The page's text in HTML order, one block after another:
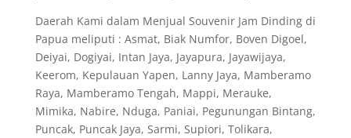
Daerah Kami dalam Menjual Souvenir Jam Dinding di
Papua meliputi : Asmat, Biak Numfor, Boven Digoel,
Deiyai, Dogiyai, Intan Jaya, Jayapura, Jayawijaya,
Keerom, Kepulauan Yapen, Lanny Jaya, Mamberamo
Raya, Mamberamo Tengah, Mappi, Merauke,
Mimika, Nabire, Nduga, Paniai, Pegunungan Bintang,
Puncak, Puncak Jaya, Sarmi, Supiori, Tolikara,